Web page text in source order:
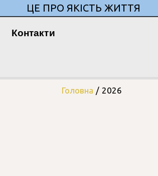
ЦЕ ПРО ЯКІСТЬ ЖИТТЯ
Контакти
Головна 2026